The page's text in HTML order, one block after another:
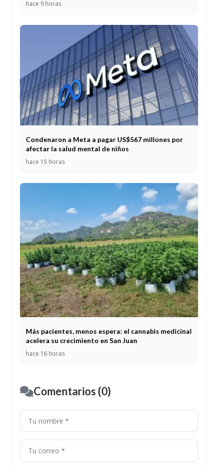
hace 9 horas
Condenaron a Meta a pagar US$567 millones por
afectar la salud mental de niños
hace 15 horas
Más pacientes, menos espera: el cannabis medicinal
acelera su crecimiento en San Juan
hace 16 horas
Comentarios (0)